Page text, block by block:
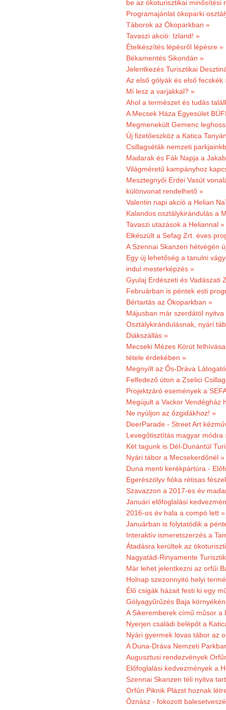
be az ökoturisztikai minősítési
Programajánlat ökoparki
Táborok az Ökoparkban »
Tavaszi akció: Izland! »
Ételkészítés lépésről lépésre »
Békamentés Sikondán »
Jelentkezés Turisztikai
Az első gólyák és első fecskék
Mi lesz a varjakkal? »
Ahol a természet és tudás
A Mecsek Háza Egyesület
Megmenekült Gemenc
Új fizetőeszköz a Katica
Csillagséták nemzeti
Madarak és Fák Napja a
Világméretű kampányhoz
Mesztegnyői Erdei Vasút
különvonat rendelhető »
Valentin napi akció a Helian
Kalandos osztálykirándulás a
Tavaszi utazások a Heliannal »
Elkészült a Sefag Zrt. éves
A Szennai Skanzen hétvégén
Egy új lehetőség a tanulni
indul mesterképzés »
Gyulaj Erdészeti és Vadászati
Februárban is péntek esti
Bértartás az Ökoparkban »
Májusban már szerdától
Osztálykirándulásnak, nyári
Diákszállás »
Mecseki Mézes Körút
tétele érdekében »
Megnyílt az Ős-Dráva
Felfedező úton a Zselici
Projektzáró események a
Megújult a Vackor Vendégház
Ne nyúljon az őzgidákhoz! »
DeerParade - Street Art
Levegőtisztítás magyar módra
Két tagunk is Dél-Dunántúl
Nyári tábor a Mecsekerdőnél »
Duna menti kerékpártúra -
Egerészölyv fióka rétisas
Szavazzon a 2017-es év
Januári előfoglalási
2016-os év hala a compó lett »
Januárban is folytatódik a
Interaktív ismeretszerzés a
Átadásra kerültek az
Nagyatád-Rinyamente
Már lehet jelentkezni az orfűi
Holnap szezonnyitó helyi
Élő csigák házait festi ki egy
Gólyagyűrűzés Baja
A Sikeremberek című műsor a
Nyerjen családi belépőt a
Nyári gyermek lovas tábor az
A Duna-Dráva Nemzeti
Augusztusi rendezvények
Előfoglalási kedvezmények a
Szennai Skanzen téli nyitva
Orfűn Piknik Plázst hoznak
Őznász - fokozott